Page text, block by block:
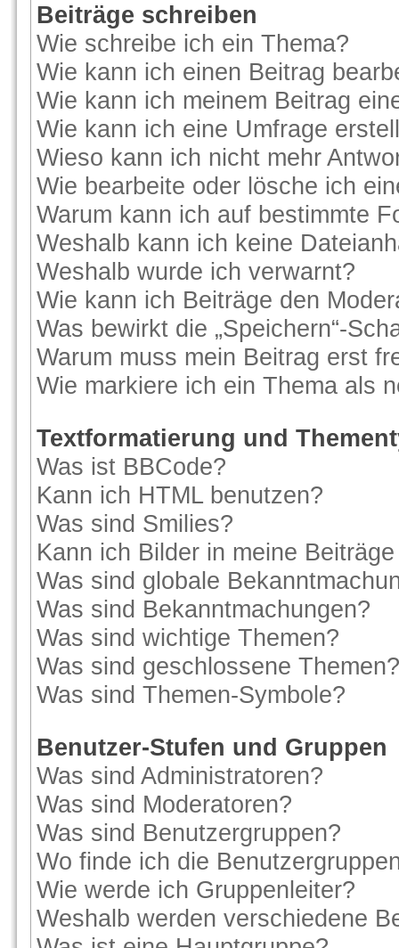
Beiträge schreiben
Wie schreibe ich ein Thema?
Wie kann ich einen Beitrag
Wie kann ich meinem Beitrag
Wie kann ich eine Umfrage
Wieso kann ich nicht mehr
Wie bearbeite oder lösche ich
Warum kann ich auf bestimmte
Weshalb kann ich keine
Weshalb wurde ich verwarnt?
Wie kann ich Beiträge den
Was bewirkt die „Speichern“-
Warum muss mein Beitrag erst
Wie markiere ich ein Thema als
Textformatierung und
Was ist BBCode?
Kann ich HTML benutzen?
Was sind Smilies?
Kann ich Bilder in meine
Was sind globale
Was sind Bekanntmachungen?
Was sind wichtige Themen?
Was sind geschlossene Themen?
Was sind Themen-Symbole?
Benutzer-Stufen und Gruppen
Was sind Administratoren?
Was sind Moderatoren?
Was sind Benutzergruppen?
Wo finde ich die
Wie werde ich Gruppenleiter?
Weshalb werden verschiedene